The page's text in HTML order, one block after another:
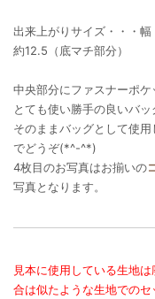
出来上がりサイズ・・・
約12.5（底マチ部分）
中央部分にファスナーポケ
とても使い勝手の良いバッ
そのままバッグとして使
でどうぞ(*^-^*)
4枚目のお写真はお揃いの
写真となります。
見本に使用している生地
合は似たような生地でのセ